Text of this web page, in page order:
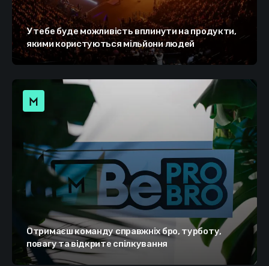
У тебе буде можливість вплинути на продукти,
якими користуються мільйони людей
Отримаєш команду справжніх бро, турботу,
повагу та відкрите спілкування